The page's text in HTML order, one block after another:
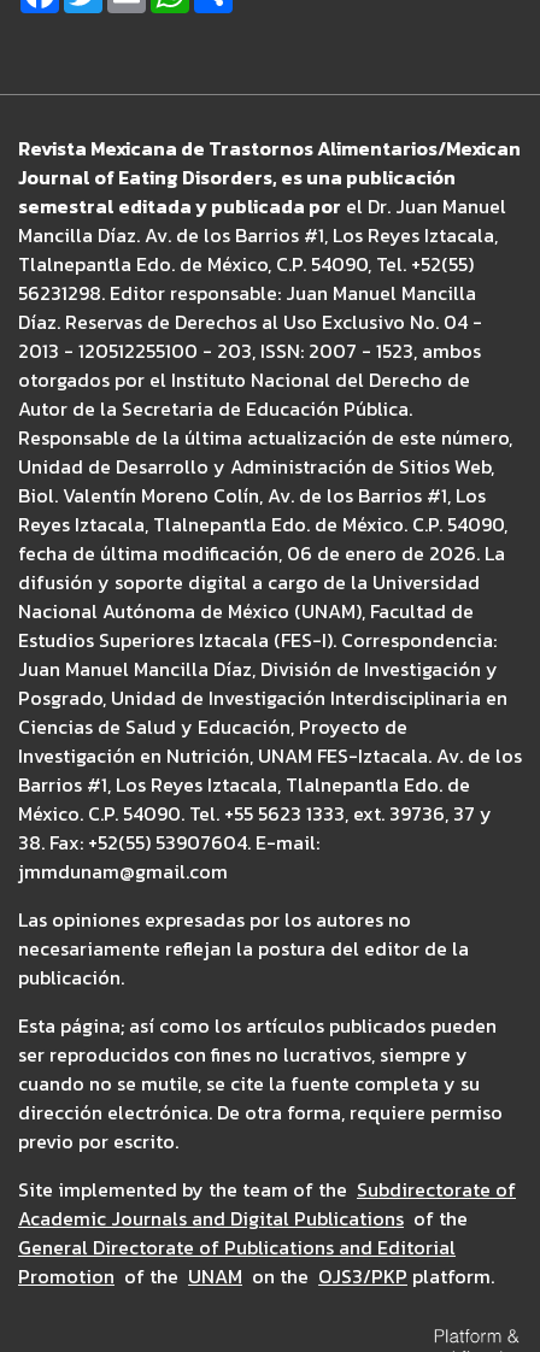
Revista Mexicana de Trastornos Alimentarios/Mexican
Journal of Eating Disorders, es una publicación
semestral editada y publicada por el Dr. Juan Manuel
Mancilla Díaz. Av. de los Barrios #1, Los Reyes Iztacala,
Tlalnepantla Edo. de México, C.P. 54090, Tel. +52(55)
56231298. Editor responsable: Juan Manuel Mancilla
Díaz. Reservas de Derechos al Uso Exclusivo No. 04 -
2013 - 120512255100 - 203, ISSN: 2007 - 1523, ambos
otorgados por el Instituto Nacional del Derecho de
Autor de la Secretaria de Educación Pública.
Responsable de la última actualización de este número,
Unidad de Desarrollo y Administración de Sitios Web,
Biol. Valentín Moreno Colín, Av. de los Barrios #1, Los
Reyes Iztacala, Tlalnepantla Edo. de México. C.P. 54090,
fecha de última modificación, 06 de enero de 2026. La
difusión y soporte digital a cargo de la Universidad
Nacional Autónoma de México (UNAM), Facultad de
Estudios Superiores Iztacala (FES-I). Correspondencia:
Juan Manuel Mancilla Díaz, División de Investigación y
Posgrado, Unidad de Investigación Interdisciplinaria en
Ciencias de Salud y Educación, Proyecto de
Investigación en Nutrición, UNAM FES-Iztacala. Av. de los
Barrios #1, Los Reyes Iztacala, Tlalnepantla Edo. de
México. C.P. 54090. Tel. +55 5623 1333, ext. 39736, 37 y
38. Fax: +52(55) 53907604. E-mail:
jmmdunam@gmail.com
Las opiniones expresadas por los autores no
necesariamente reflejan la postura del editor de la
publicación.
Esta página; así como los artículos publicados pueden
ser reproducidos con fines no lucrativos, siempre y
cuando no se mutile, se cite la fuente completa y su
dirección electrónica. De otra forma, requiere permiso
previo por escrito.
Site implemented by the team of the Subdirectorate of
Academic Journals and Digital Publications of the
General Directorate of Publications and Editorial
Promotion of the UNAM on the OJS3/PKP platform.